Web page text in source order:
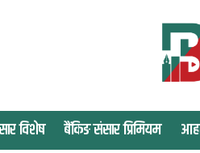
विशेष बैंकिङ संसार प्रिमियम